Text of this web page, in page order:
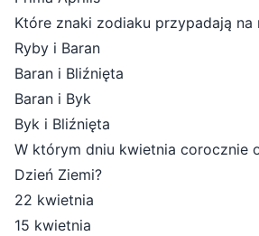
Które znaki zodiaku przypadają na
Ryby i Baran
Baran i Bliźnięta
Baran i Byk
Byk i Bliźnięta
W którym dniu kwietnia corocznie
Dzień Ziemi?
22 kwietnia
15 kwietnia